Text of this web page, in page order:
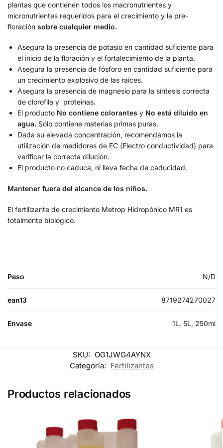
plantas que contienen todos los macronutrientes y
micronutrientes requeridos para el crecimiento y la pre-
floración sobre cualquier medio.
Asegura la presencia de potasio en cantidad suficiente para
el inicio de la floración y el fortalecimiento de la planta.
Asegura la presencia de fósforo en cantidad suficiente para
un crecimiento explosivo de las raíces.
Asegura la presencia de magnesio para la síntesis correcta
de clorofila y proteínas.
El producto No contiene colorantes y No está diluido en
agua. Sólo contiene materias primas puras.
Dada su elevada concentración, recomendamos la
utilización de medidores de EC (Electro conductividad) para
verificar la correcta dilución.
El producto no caduca, ni lleva fecha de caducidad.
Mantener fuera del alcance de los niños.
El fertilizante de crecimiento Metrop Hidropónico MR1 es
totalmente biológico.
Peso N/D
ean13 8719274270027
Envase 1L, 5L, 250ml
SKU: OG1JWG4AYNX
Categoría: Fertilizantes
Productos relacionados